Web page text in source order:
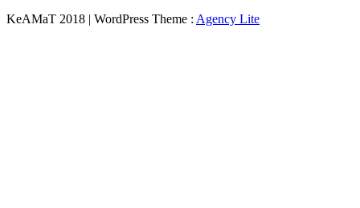
KeAMaT 2018 | WordPress Theme : Agency Lite